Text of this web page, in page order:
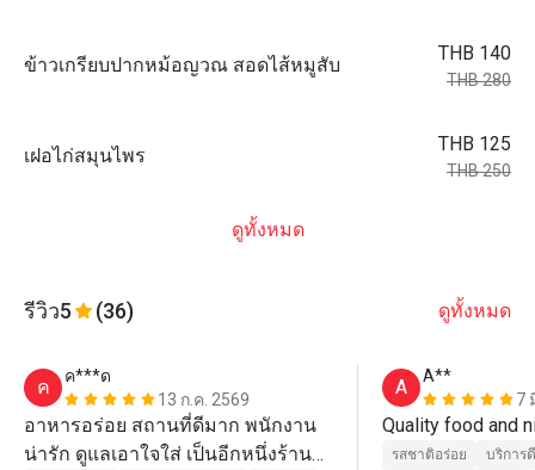
ข้าวเกรียบปากหม้อญวณ สอดไส้หมูสับ
THB 140
THB 280
เฝอไก่สมุนไพร
THB 125
THB 250
ดูทั้งหมด
รีวิว5 (36) ดูทั้งหมด
ค
ค***ด
13 ก.ค. 2569
อาหารอร่อย สถานที่ดีมาก พนักงาน
น่ารัก ดูแลเอาใจใส่ เป็นอีกหนึ่งร้าน
A
A**
7
รสชาติอร่อย
บริการดี